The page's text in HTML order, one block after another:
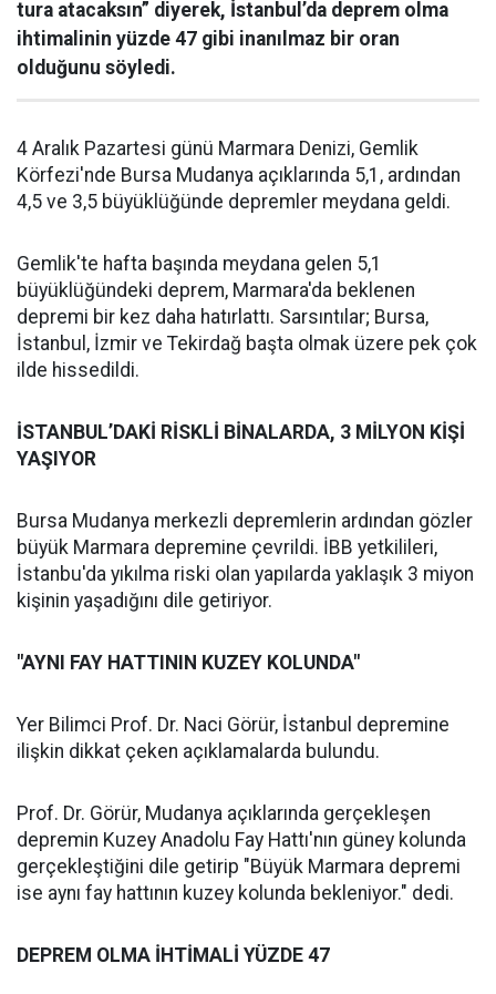
tura atacaksın” diyerek, İstanbul’da deprem olma
ihtimalinin yüzde 47 gibi inanılmaz bir oran
olduğunu söyledi.
4 Aralık Pazartesi günü Marmara Denizi, Gemlik
Körfezi'nde Bursa Mudanya açıklarında 5,1, ardından
4,5 ve 3,5 büyüklüğünde depremler meydana geldi.
Gemlik'te hafta başında meydana gelen 5,1
büyüklüğündeki deprem, Marmara'da beklenen
depremi bir kez daha hatırlattı. Sarsıntılar; Bursa,
İstanbul, İzmir ve Tekirdağ başta olmak üzere pek çok
ilde hissedildi.
İSTANBUL’DAKİ RİSKLİ BİNALARDA, 3 MİLYON KİŞİ
YAŞIYOR
Bursa Mudanya merkezli depremlerin ardından gözler
büyük Marmara depremine çevrildi. İBB yetkilileri,
İstanbu'da yıkılma riski olan yapılarda yaklaşık 3 miyon
kişinin yaşadığını dile getiriyor.
"AYNI FAY HATTININ KUZEY KOLUNDA"
Yer Bilimci Prof. Dr. Naci Görür, İstanbul depremine
ilişkin dikkat çeken açıklamalarda bulundu.
Prof. Dr. Görür, Mudanya açıklarında gerçekleşen
depremin Kuzey Anadolu Fay Hattı'nın güney kolunda
gerçekleştiğini dile getirip "Büyük Marmara depremi
ise aynı fay hattının kuzey kolunda bekleniyor." dedi.
DEPREM OLMA İHTİMALİ YÜZDE 47